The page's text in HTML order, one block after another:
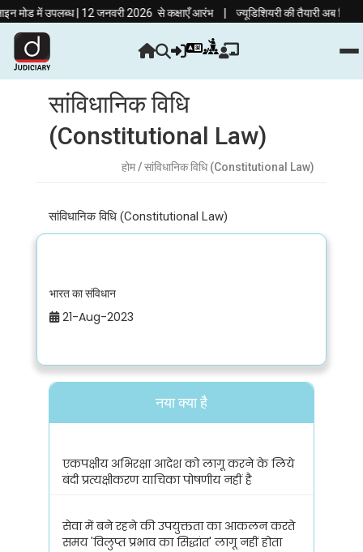
में उपलब्ध | 12 जनवरी 2026 से कक्षाएँ आरंभ| ज्यूडिशियरी की तैयारी अब हिंदी
सांविधानिक विधि
(Constitutional Law)
होम/ सांविधानिक विधि (Constitutional Law)
सांविधानिक विधि (Constitutional Law)
भारत का संविधान
21-Aug-2023
नया क्या है
एकपक्षीय अभिरक्षा आदेश को लागू करने के लिये
बंदी प्रत्यक्षीकरण याचिका पोषणीय नहीं है
सेवा में बने रहने की उपयुक्तता का आकलन करते
समय 'विलुप्त प्रभाव का सिद्धांत' लागू नहीं होता